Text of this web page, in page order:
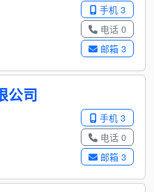
手机 3
电话 0
邮箱 3
公司
手机 3
电话 0
邮箱 3